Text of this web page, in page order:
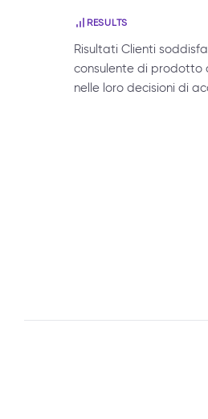
RESULTS
Risultati Clienti
consulente di prodotto
nelle loro decisioni di